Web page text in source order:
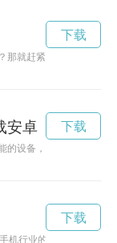
那就赶紧下载kwai加速
下载
安卓
的设备，有助于物理学家
下载
机行业的领军企业，不
下载